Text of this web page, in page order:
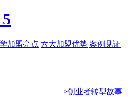
加盟亮点 六大加盟优势 案例见证
>创业者转型故事